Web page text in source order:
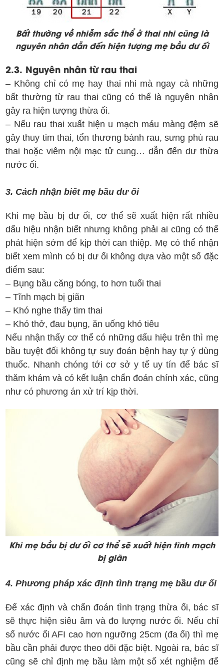
Bất thường về nhiễm sắc thể ở thai nhi cũng là
nguyên nhân dẫn đến hiện tượng mẹ bầu dư ối
2.3. Nguyên nhân từ rau thai
– Không chỉ có mẹ hay thai nhi mà ngay cả những
bất thường từ rau thai cũng có thể là nguyên nhân
gây ra hiện tượng thừa ối.
– Nếu rau thai xuất hiện u mạch máu màng đệm sẽ
gây thuy tim thai, tổn thương bánh rau, sưng phù rau
thai hoặc viêm nội mạc tử cung… dẫn đến dư thừa
nước ối.
3. Cách nhận biết mẹ bầu dư ối
Khi mẹ bầu bị dư ối, cơ thể sẽ xuất hiện rất nhiều
dấu hiệu nhận biết nhưng không phải ai cũng có thể
phát hiện sớm để kịp thời can thiệp. Mẹ có thể nhận
biết xem mình có bị dư ối không dựa vào một số đặc
điểm sau:
– Bụng bầu căng bóng, to hơn tuổi thai
– Tĩnh mạch bị giãn
– Khó nghe thấy tim thai
– Khó thở, đau bụng, ăn uống khó tiêu
Nếu nhận thấy cơ thể có những dấu hiệu trên thì mẹ
bầu tuyệt đối không tự suy đoán bệnh hay tự ý dùng
thuốc. Nhanh chóng tới cơ sở y tế uy tín để bác sĩ
thăm khám và có kết luận chẩn đoán chính xác, cũng
như có phương án xử trí kịp thời.
Khi mẹ bầu bị dư ối cơ thể sẽ xuất hiện tĩnh mạch
bị giãn
4. Phương pháp xác định tình trạng mẹ bầu dư ối
Để xác định và chẩn đoán tình trạng thừa ối, bác sĩ
sẽ thực hiện siêu âm và đo lượng nước ối. Nếu chỉ
số nước ối AFI cao hơn ngưỡng 25cm (đa ối) thì mẹ
bầu cần phải được theo dõi đặc biệt. Ngoài ra, bác sĩ
cũng sẽ chỉ định mẹ bầu làm một số xét nghiệm để